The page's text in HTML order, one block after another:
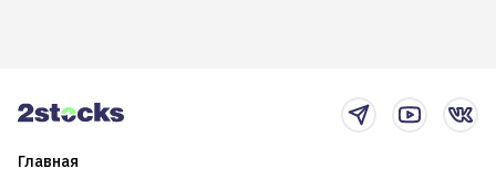
Главная